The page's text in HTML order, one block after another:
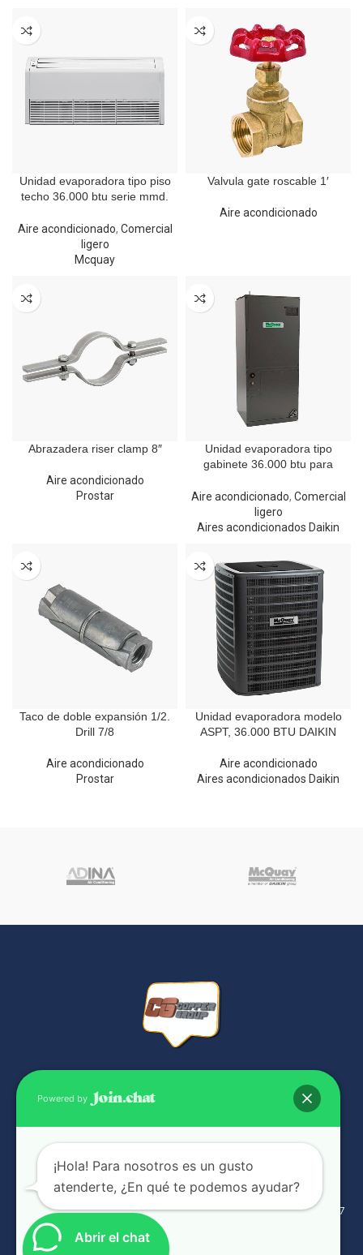
Unidad evaporadora tipo piso
techo 36.000 btu serie mmd.
Aire acondicionado, Comercial
ligero
Mcquay
Valvula gate roscable 1′
Aire acondicionado
Abrazadera riser clamp 8″
Aire acondicionado
Prostar
Unidad evaporadora tipo
gabinete 36.000 btu para
Aire acondicionado, Comercial
ligero
Aires acondicionados Daikin
Taco de doble expansión 1/2.
Drill 7/8
Aire acondicionado
Prostar
Unidad evaporadora modelo
ASPT, 36.000 BTU DAIKIN
Aire acondicionado
Aires acondicionados Daikin
Complejo industrial Panamá Viejo Bussiness Center Galera g-17
Abrir el chat
Powered by
¡Hola! Para nosotros es un gusto
atenderte, ¿En qué te podemos ayudar?